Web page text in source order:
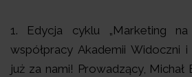
1. Edycja cyklu „Marketing
współpracy Akademii Widoczni
już za nami! Prowadzący, Michał